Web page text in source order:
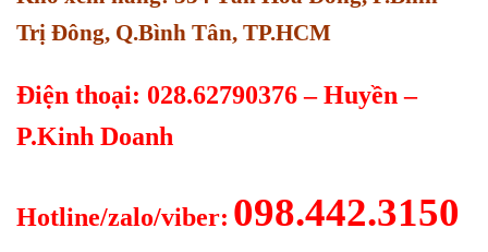
Trị Đông, Q.Bình Tân, TP.HCM
Điện thoại: 028.62790376 – Huyền –
P.Kinh Doanh
Hotline/zalo/viber: 098.442.3150